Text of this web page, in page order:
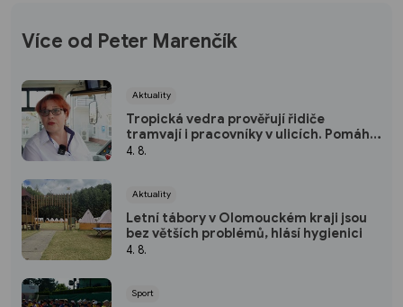
Více od Peter Marenčík
Aktuality
Tropická vedra prověřují řidiče
tramvají i pracovníky v ulicích. Pomáhá
klimatizace i úprava směn
4. 8.
Aktuality
Letní tábory v Olomouckém kraji jsou
bez větších problémů, hlásí hygienici
4. 8.
Sport